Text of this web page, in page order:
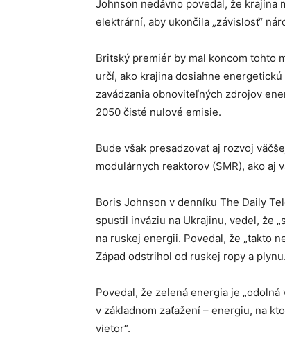
Johnson nedávno povedal, že krajina
elektrární, aby ukončila „závislosť“
Britský premiér by mal koncom tohto
určí, ako krajina dosiahne
zavádzania obnoviteľných zdrojov
2050 čisté nulové emisie.
Bude však presadzovať aj rozvoj
modulárnych reaktorov (SMR), ako aj
Boris Johnson v denníku The Daily
spustil inváziu na Ukrajinu, vedel, že
na ruskej energii. Povedal, že „takto
Západ odstrihol od ruskej ropy a plynu.
Povedal, že zelená energia je
v základnom zaťažení – energiu, na
vietor“.